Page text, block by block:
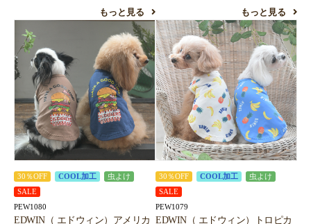
もっと見る もっと見る
30％OFF COOL加工
虫よけ
SALE
PEW1080
EDWIN（ エドウィン）アメリカ
30％OFF COOL加工
虫よけ
SALE
PEW1079
EDWIN（ エドウィン）トロピカ